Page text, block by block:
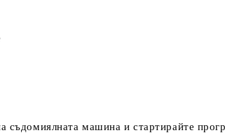
съдомиялната машина и стартирайте